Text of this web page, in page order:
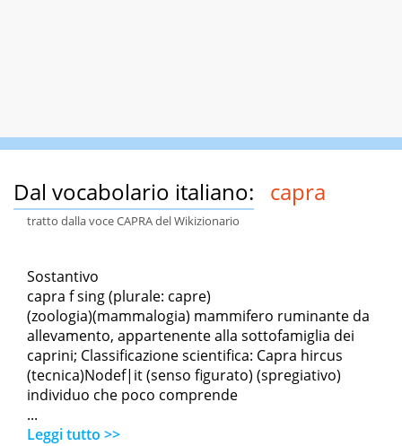
Dal vocabolario italiano: capra
tratto dalla voce CAPRA del Wikizionario
Sostantivo
capra f sing (plurale: capre)
(zoologia)(mammalogia) mammifero ruminante da
allevamento, appartenente alla sottofamiglia dei
caprini; Classificazione scientifica: Capra hircus
(tecnica)Nodef|it (senso figurato) (spregiativo)
individuo che poco comprende
...
Leggi tutto >>